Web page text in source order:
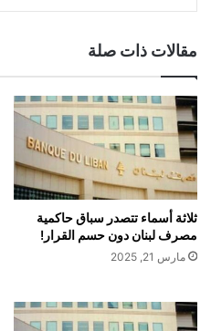
مقالات ذات صلة
ثلاثة أسماء تتصدر سباق حاكمية
مصرف لبنان دون حسم القرار!
مارس 21, 2025